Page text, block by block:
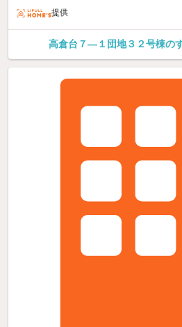
提供
高倉台７—１団地３２号棟の